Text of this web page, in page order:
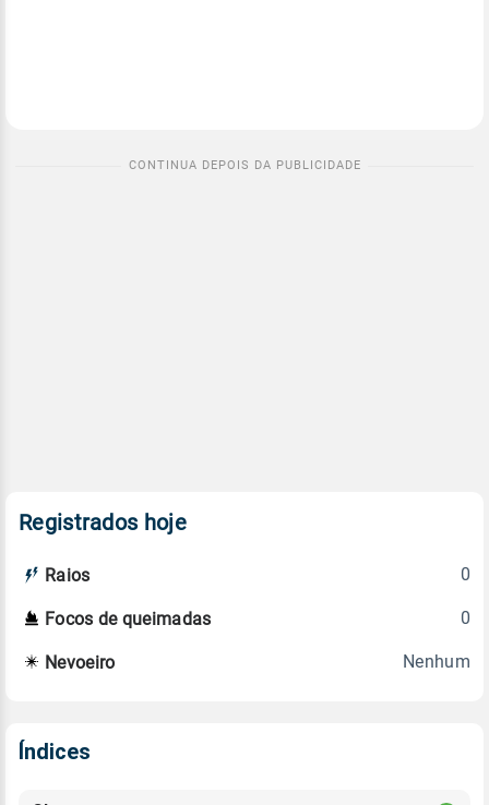
Registrados hoje
Raios 0
Focos de queimadas 0
Nevoeiro Nenhum
Índices